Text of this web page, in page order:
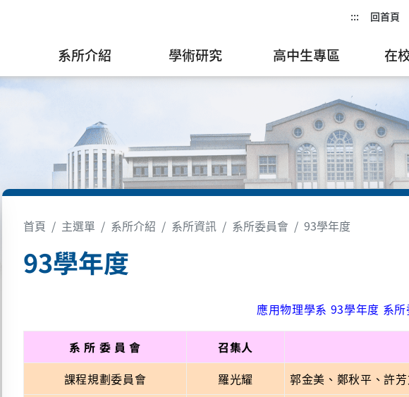
::: 回首頁
系所介紹 學術研究 高中生專區 在
首頁 主選單 系所介紹 系所資訊 系所委員會 93學年度
93學年度
應用物理學系 93學年度 系
系 所 委 員 會 召集人
課程規劃委員會
羅光耀
郭金美、鄭秋平、許